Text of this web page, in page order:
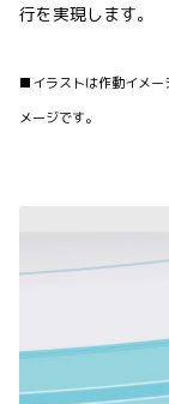
行を実現します。
■イラストは作動イメ
メージです。